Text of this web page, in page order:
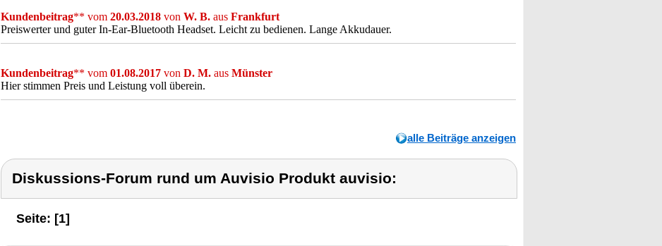
Kundenbeitrag** vom 20.03.2018 von W. B. aus Frankfurt
Preiswerter und guter In-Ear-Bluetooth Headset. Leicht zu bedienen. Lange Akkudauer.
Kundenbeitrag** vom 01.08.2017 von D. M. aus Münster
Hier stimmen Preis und Leistung voll überein.
alle Beiträge anzeigen
Diskussions-Forum rund um Auvisio Produkt auvisio:
Seite: [1]